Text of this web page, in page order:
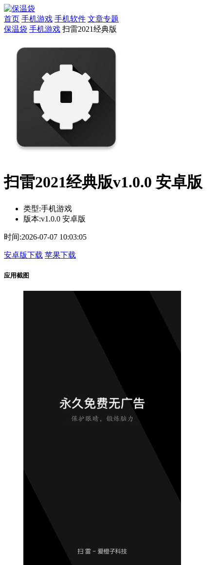
首页 手机游戏 手机软件 文章专题
保温袋 手机游戏 扫雷2021经典版
扫雷2021经典版v1.0.0 安卓版
类型:手机游戏
版本:v1.0.0 安卓版
时间:2026-07-07 10:03:05
安卓版下载 苹果下载
应用截图